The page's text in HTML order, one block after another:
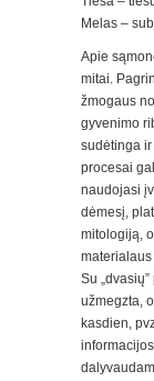
Melas –
Apie
mitai.
žmogaus
gyvenimo
sudėtinga
procesai
naudojasi
dėmesį,
mitologiją,
Su
užmegzta,
kasdien,